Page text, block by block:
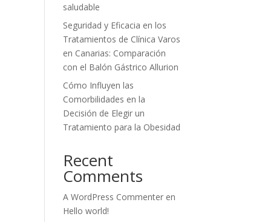
saludable
Seguridad y Eficacia en los
Tratamientos de Clínica Varos
en Canarias: Comparación
con el Balón Gástrico Allurion
Cómo Influyen las
Comorbilidades en la
Decisión de Elegir un
Tratamiento para la Obesidad
Recent
Comments
A WordPress Commenter en
Hello world!